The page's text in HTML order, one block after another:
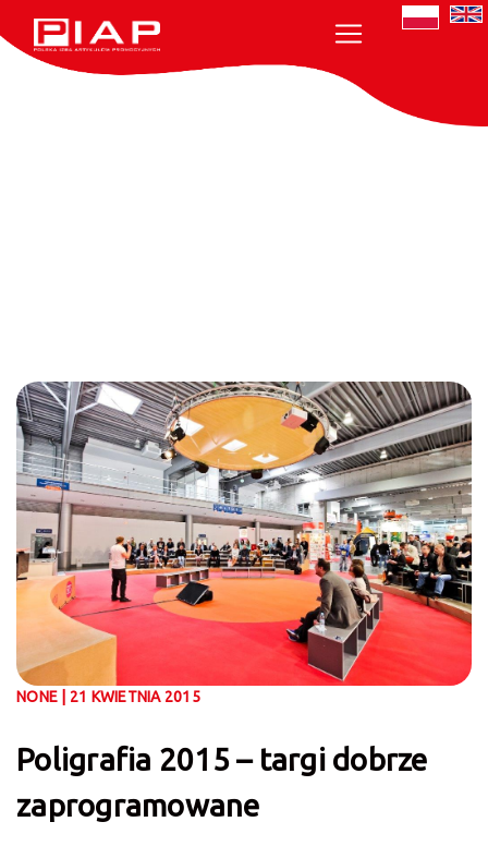
NONE | 21 KWIETNIA 2015
Poligrafia 2015 – targi dobrze
zaprogramowane